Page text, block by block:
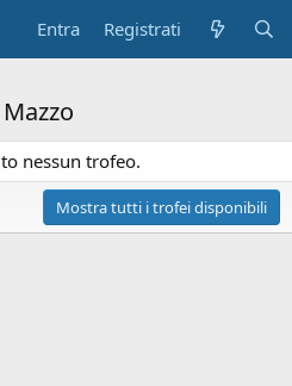
Entra Registrati
nessun trofeo.
Mostra tutti i trofei disponibili